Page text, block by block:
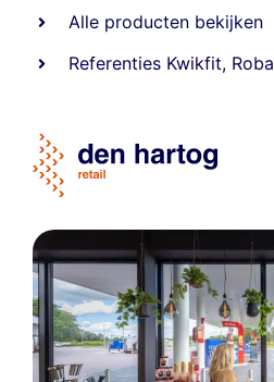
Alle producten bekijken
Referenties Kwikfit, Roba